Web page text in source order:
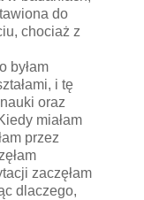
do
chociaż z
byłam
i tę
oraz
miałam
przez
zaczęłam
dlaczego,